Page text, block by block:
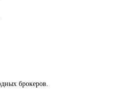
брокеров.